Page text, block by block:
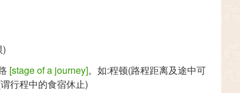
)
[stage of a journey]。如:程顿(路程距离及途中可
行程中的食宿休止)